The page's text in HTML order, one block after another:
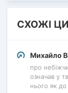
СХОЖІ
Михайло
про
означав у
нього як